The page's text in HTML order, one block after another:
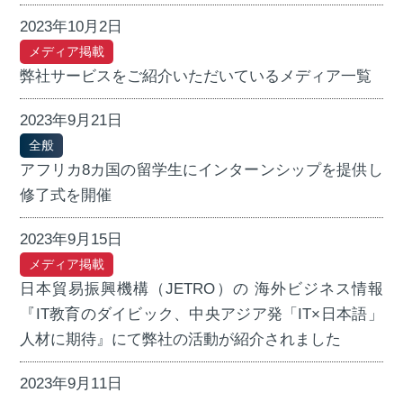
2023年10月2日
メディア掲載
弊社サービスをご紹介いただいているメディア一覧
2023年9月21日
全般
アフリカ8カ国の留学生にインターンシップを提供し
修了式を開催
2023年9月15日
メディア掲載
日本貿易振興機構（JETRO）の 海外ビジネス情報
『IT教育のダイビック、中央アジア発「IT×日本語」
人材に期待』にて弊社の活動が紹介されました
2023年9月11日